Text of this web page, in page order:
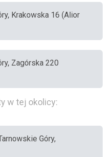
Krakowska 16 (Alior
Zagórska 220
w tej okolicy:
Góry,